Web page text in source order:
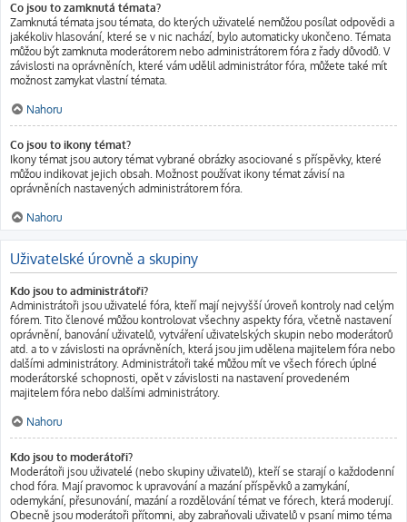
Co jsou to zamknutá témata?
Zamknutá témata jsou témata, do kterých uživatelé nemůžou posílat odpovědi a
jakékoliv hlasování, které se v nic nachází, bylo automaticky ukončeno. Témata
můžou být zamknuta moderátorem nebo administrátorem fóra z řady důvodů. V
závislosti na oprávněních, které vám udělil administrátor fóra, můžete také mít
možnost zamykat vlastní témata.
Nahoru
Co jsou to ikony témat?
Ikony témat jsou autory témat vybrané obrázky asociované s příspěvky, které
můžou indikovat jejich obsah. Možnost používat ikony témat závisí na
oprávněních nastavených administrátorem fóra.
Nahoru
Uživatelské úrovně a skupiny
Kdo jsou to administrátoři?
Administrátoři jsou uživatelé fóra, kteří mají nejvyšší úroveň kontroly nad celým
fórem. Tito členové můžou kontrolovat všechny aspekty fóra, včetně nastavení
oprávnění, banování uživatelů, vytváření uživatelských skupin nebo moderátorů
atd. a to v závislosti na oprávněních, která jsou jim udělena majitelem fóra nebo
dalšími administrátory. Administrátoři také můžou mít ve všech fórech úplné
moderátorské schopnosti, opět v závislosti na nastavení provedeném
majitelem fóra nebo dalšími administrátory.
Nahoru
Kdo jsou to moderátoři?
Moderátoři jsou uživatelé (nebo skupiny uživatelů), kteří se starají o každodenní
chod fóra. Mají pravomoc k upravování a mazání příspěvků a zamykání,
odemykání, přesunování, mazání a rozdělování témat ve fórech, která moderují.
Obecně jsou moderátoři přítomni, aby zabraňovali uživatelů v psaní mimo téma